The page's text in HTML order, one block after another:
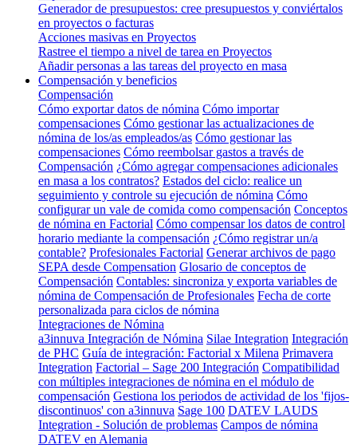
Generador de presupuestos: cree presupuestos y conviértalos
en proyectos o facturas
Acciones masivas en Proyectos
Rastree el tiempo a nivel de tarea en Proyectos
Añadir personas a las tareas del proyecto en masa
Compensación y beneficios
Compensación
Cómo exportar datos de nómina Cómo importar
compensaciones Cómo gestionar las actualizaciones de
nómina de los/as empleados/as Cómo gestionar las
compensaciones Cómo reembolsar gastos a través de
Compensación ¿Cómo agregar compensaciones adicionales
en masa a los contratos? Estados del ciclo: realice un
seguimiento y controle su ejecución de nómina Cómo
configurar un vale de comida como compensación Conceptos
de nómina en Factorial Cómo compensar los datos de control
horario mediante la compensación ¿Cómo registrar un/a
contable? Profesionales Factorial Generar archivos de pago
SEPA desde Compensation Glosario de conceptos de
Compensación Contables: sincroniza y exporta variables de
nómina de Compensación de Profesionales Fecha de corte
personalizada para ciclos de nómina
Integraciones de Nómina
a3innuva Integración de Nómina Silae Integration Integración
de PHC Guía de integración: Factorial x Milena Primavera
Integration Factorial – Sage 200 Integración Compatibilidad
con múltiples integraciones de nómina en el módulo de
compensación Gestiona los periodos de actividad de los 'fijos-
discontinuos' con a3innuva Sage 100 DATEV LAUDS
Integration - Solución de problemas Campos de nómina
DATEV en Alemania